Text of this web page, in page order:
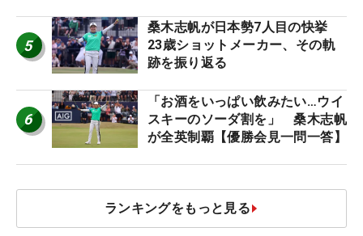
5
桑木志帆が日本勢7人目の快挙
23歳ショットメーカー、その軌
跡を振り返る
6
「お酒をいっぱい飲みたい…ウイ
スキーのソーダ割を」 桑木志帆
が全英制覇【優勝会見一問一答】
ランキングをもっと見る